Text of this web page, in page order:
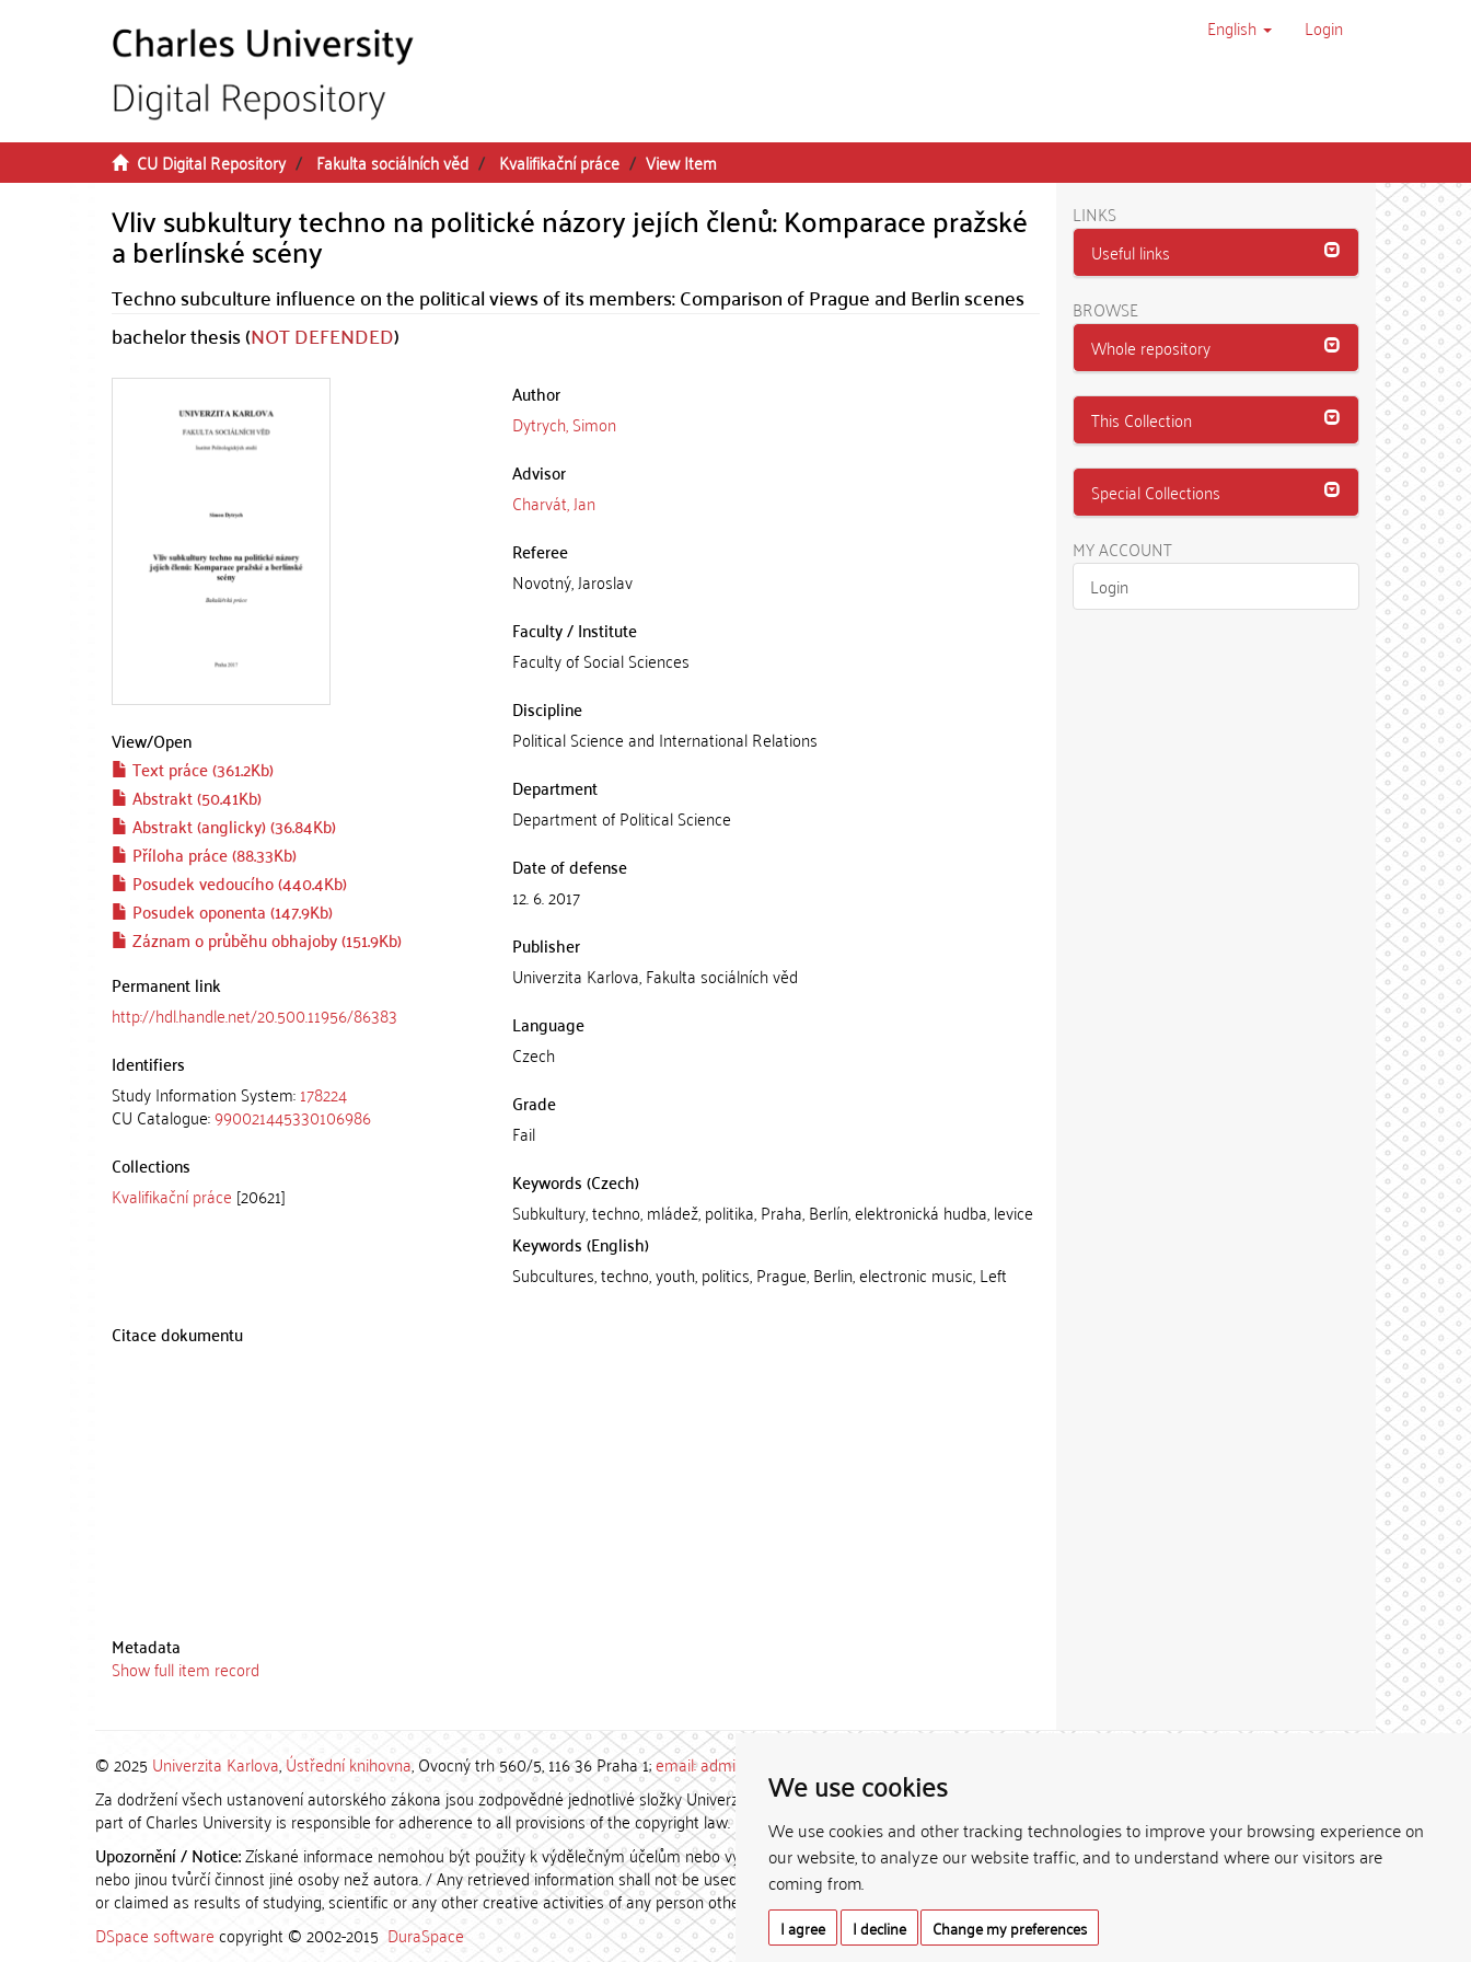
We use cookies
We use cookies and other tracking technologies to improve your browsing experience on
our website, to analyze our website traffic, and to understand where our visitors are
coming from.
I agree I decline Change my preferences
English Login
CU Digital Repository Fakulta sociálních věd Kvalifikační práce View Item
Vliv subkultury techno na politické názory jejích členů: Komparace pražské
a berlínské scény
Techno subculture influence on the political views of its members: Comparison of Prague and Berlin scenes
bachelor thesis (NOT DEFENDED)
View/Open
Text práce (361.2Kb)
Abstrakt (50.41Kb)
Abstrakt (anglicky) (36.84Kb)
Příloha práce (88.33Kb)
Posudek vedoucího (440.4Kb)
Posudek oponenta (147.9Kb)
Záznam o průběhu obhajoby (151.9Kb)
Permanent link
http://hdl.handle.net/20.500.11956/86383
Identifiers
Study Information System:178224
CU Catalogue:990021445330106986
Collections
Kvalifikační práce [20621]
Author
Dytrych, Simon
Advisor
Charvát, Jan
Referee
Novotný, Jaroslav
Faculty / Institute
Faculty of Social Sciences
Discipline
Political Science and International Relations
Department
Department of Political Science
Date of defense
12. 6. 2017
Publisher
Univerzita Karlova, Fakulta sociálních věd
Language
Czech
Grade
Fail
Keywords (Czech)
Subkultury, techno, mládež, politika, Praha, Berlín, elektronická hudba, levice
Keywords (English)
Subcultures, techno, youth, politics, Prague, Berlin, electronic music, Left
Citace dokumentu
Metadata
Show full item record
LINKS
Useful links
BROWSE
Whole repository
This Collection
Special Collections
MY ACCOUNT
Login
© 2025 Univerzita Karlova,Ústřední knihovna, Ovocný trh 560/5, 116 36 Praha 1;email: admin-repozitar [at] cuni.cz
Za dodržení všech ustanovení autorského zákona jsou zodpovědné jednotlivé složky Univerzity Karlovy. / Each constituent
part of Charles University is responsible for adherence to all provisions of the copyright law.
Upozornění / Notice:Získané informace nemohou být použity k výdělečným účelům nebo vydávány za studijní, vědeckou
nebo jinou tvůrčí činnost jiné osoby než autora. / Any retrieved information shall not be used for any commercial purposes
or claimed as results of studying, scientific or any other creative activities of any person other than the author.
DSpace softwarecopyright © 2002-2015 DuraSpace